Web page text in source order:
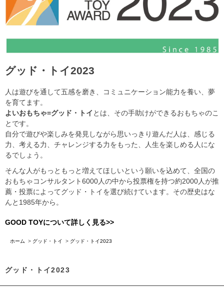
グッド・トイ2023
人は遊びを通して五感を磨き、コミュニケーション能力を養い、夢
を育てます。
よいおもちゃ=グッド・トイ とは、その手助けができるおもちゃのこ
とです。
自分で遊びや楽しみを発見しながら思いっきり遊んだ人は、感じる
力、考える力、チャレンジする力をもった、人生を楽しめる人にな
るでしょう。
そんな人がもっともっと増えてほしいという願いを込めて、全国の
おもちゃコンサルタント6000人の中から投票権を持つ約2000人が推
薦・投票によってグッド・トイを選び続けています。その歴史はな
んと1985年から。
GOOD TOYについて詳しく見る>>
ホーム > グッド・トイ > グッド・トイ2023
グッド・トイ2023